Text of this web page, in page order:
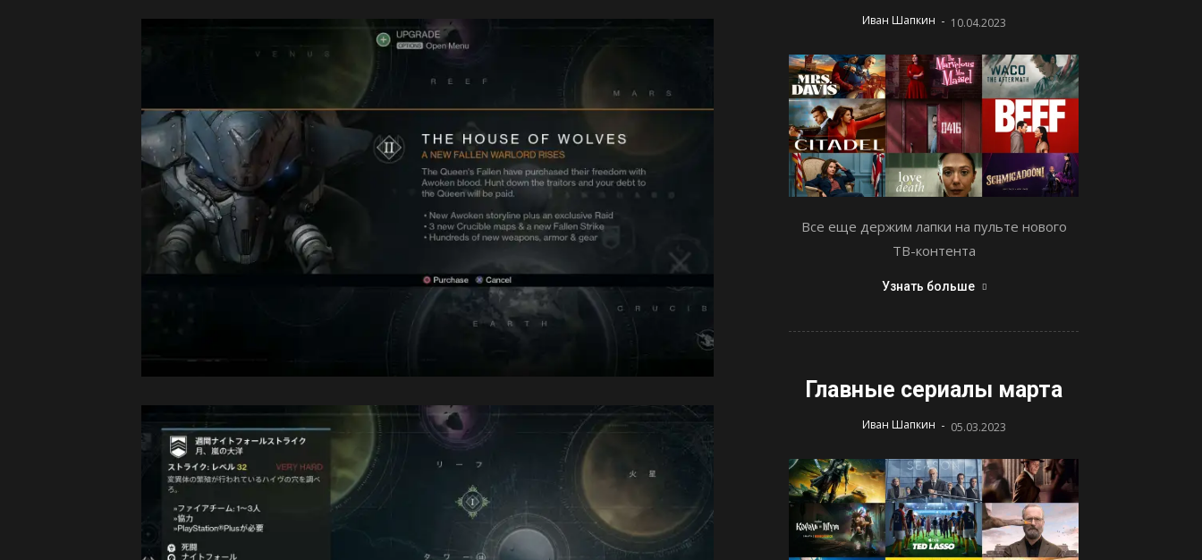
Иван Шапкин - 10.04.2023
Все еще держим лапки на пульте нового
ТВ-контента
Узнать больше
Главные сериалы марта
Иван Шапкин - 05.03.2023